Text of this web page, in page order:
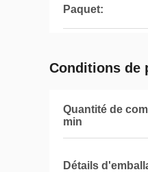
Paquet:
Conditions de
Quantité de
min
Détails